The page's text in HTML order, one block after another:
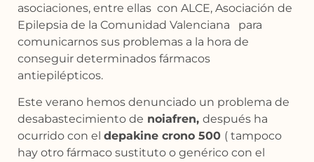
asociaciones, entre ellas con ALCE, Asociación de
Epilepsia de la Comunidad Valenciana para
comunicarnos sus problemas a la hora de
conseguir determinados fármacos
antiepilépticos.
Este verano hemos denunciado un problema de
desabastecimiento de noiafren, después ha
ocurrido con el depakine crono 500 ( tampoco
hay otro fármaco sustituto o genérico con el